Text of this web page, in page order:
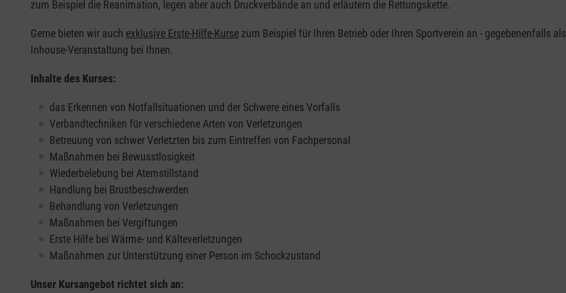
zum Beispiel die Reanimation, legen aber auch Druckverbände an und erläutern die Rettungskette.
Gerne bieten wir auch exklusive Erste-Hilfe-Kurse zum Beispiel für Ihren Betrieb oder Ihren Sportverein an - gegebenenfalls als
Inhouse-Veranstaltung bei Ihnen.
Inhalte des Kurses:
das Erkennen von Notfallsituationen und der Schwere eines Vorfalls
Verbandtechniken für verschiedene Arten von Verletzungen
Betreuung von schwer Verletzten bis zum Eintreffen von Fachpersonal
Maßnahmen bei Bewusstlosigkeit
Wiederbelebung bei Atemstillstand
Handlung bei Brustbeschwerden
Behandlung von Verletzungen
Maßnahmen bei Vergiftungen
Erste Hilfe bei Wärme- und Kälteverletzungen
Maßnahmen zur Unterstützung einer Person im Schockzustand
Unser Kursangebot richtet sich an: